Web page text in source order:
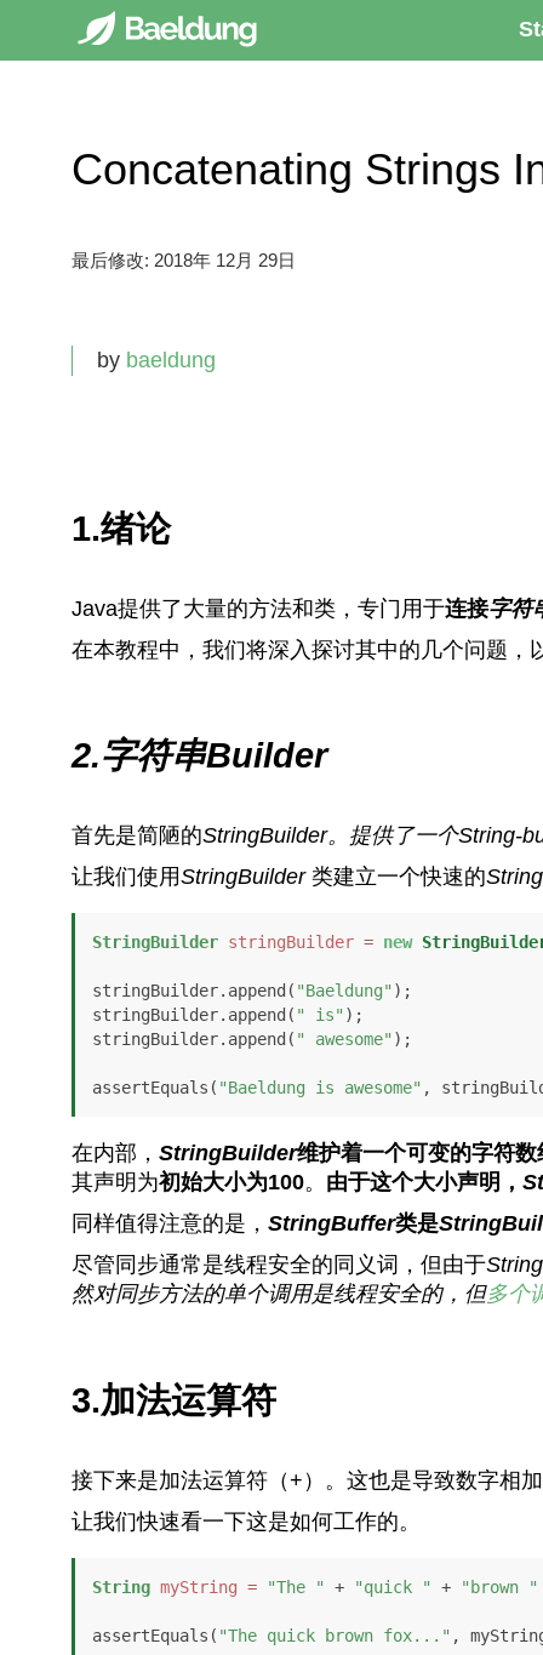
Concatenating Strings
最后修改: 2018年 12月 29日
by baeldung
1.绪论
Java提供了大量的方法和类，专门用于连接字符
在本教程中，我们将深入探讨其中的几个问题，
2.字符串Builder
首先是简陋的StringBuilder。 提供了一个String-
让我们使用StringBuilder 类建立一个快速的
StringBuilder stringBuilder = new
stringBuilder.append( "Baeldung" );
stringBuilder.append( " is" );
stringBuilder.append( " awesome" );
assertEquals( "Baeldung is awesome" ,
在内部， StringBuilder维护着一个可变的字符数
其声明为初始大小为100。 由于这个大小声明，
同样值得注意的是， StringBuffer类是
尽管同步通常是线程安全的同义词，但由于
然对同步方法的单个调用是线程安全的，但多个
3.加法运算符
接下来是加法运算符（+）。这也是导致数字相
让我们快速看一下这是如何工作的。
String myString = "The " + "quick " + "brown "
assertEquals( "The quick brown fox..." ,